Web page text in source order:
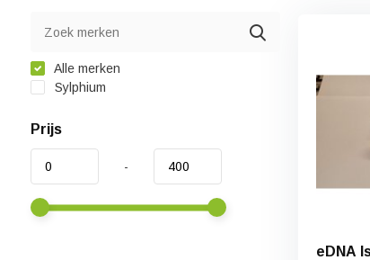
Alle merken
Sylphium
Prijs
-
eDNA